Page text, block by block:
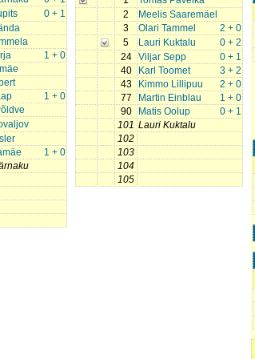
0 + 1
1 + 0
1 + 0
1 + 0
2
Meelis Saaremäel
3
2 + 0
Olari Tammel
5
0 + 2
Lauri Kuktalu
24
0 + 1
Viljar Sepp
40
3 + 2
Karl Toomet
43
2 + 0
Kimmo Lillipuu
77
1 + 0
Martin Einblau
90
0 + 1
Matis Oolup
101 Lauri Kuktalu
102
103
104
105